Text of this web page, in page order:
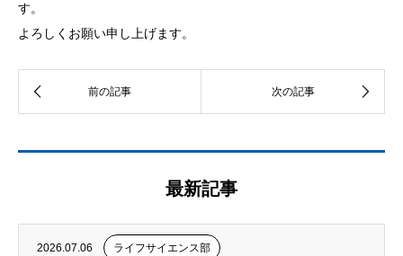
よろしくお願い申し上げます。
最新記事
2026.07.06 ライフサイエンス部